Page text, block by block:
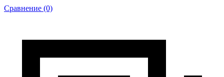
Сравнение (0)